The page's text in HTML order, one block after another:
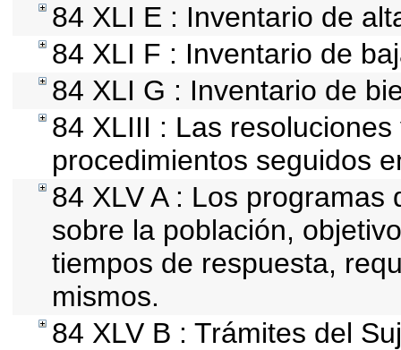
84 XLI E : Inventario de
84 XLI F : Inventario de
84 XLI G : Inventario de
84 XLIII : Las
procedimientos seguidos
84 XLV A : Los
sobre la población,
tiempos de respuesta,
mismos.
84 XLV B : Trámites del